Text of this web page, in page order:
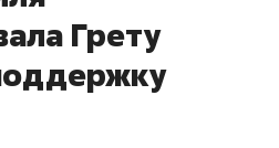
Грету